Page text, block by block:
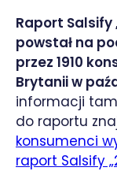
Raport Salsify
powstał na
przez 1910
Brytanii w
informacji
do raportu
konsumenci
raport Salsify